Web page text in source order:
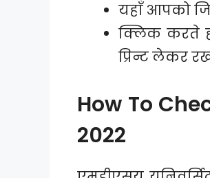
यहाँ आपको
क्लिक करते
प्रिन्ट लेकर
How To
2022